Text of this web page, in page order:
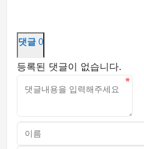
댓글 0
등록된 댓글이 없습니다.